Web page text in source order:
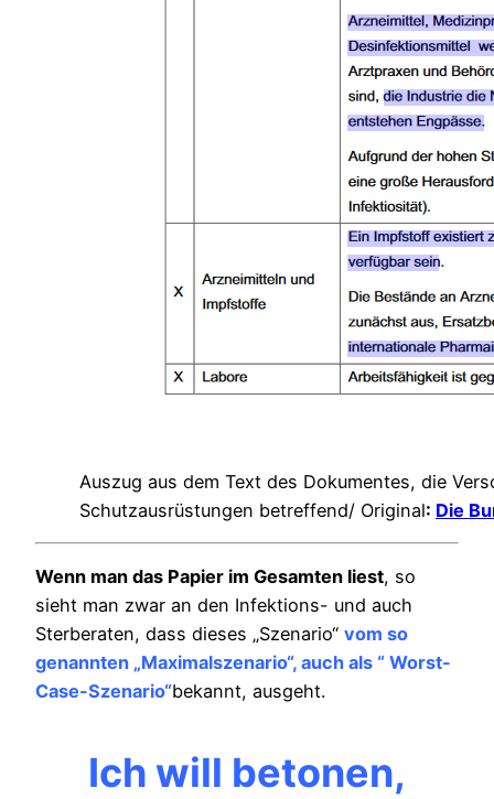
Auszug aus dem Text des Dokumentes, die
Schutzausrüstungen betreffend/ Original: Die
Wenn man das Papier im Gesamten liest, so
sieht man zwar an den Infektions- und auch
Sterberaten, dass dieses „Szenario“ vom so
genannten „Maximalszenario“, auch als “ Worst-
Case-Szenario“bekannt, ausgeht.
Ich will betonen,